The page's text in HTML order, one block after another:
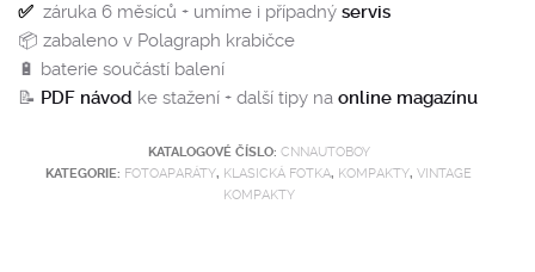
✅ záruka 6 měsíců + umíme i případný servis
📦 zabaleno v Polagraph krabičce
🔋 baterie součástí balení
📝 PDF návod ke stažení + další tipy na online magazínu
KATALOGOVÉ ČÍSLO: CNNAUTOBOY
KATEGORIE: FOTOAPARÁTY, KLASICKÁ FOTKA, KOMPAKTY, VINTAGE
KOMPAKTY